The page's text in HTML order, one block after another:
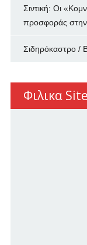
Σιντική: Οι
προσφοράς
Σιδηρόκαστρο /
Φιλικα